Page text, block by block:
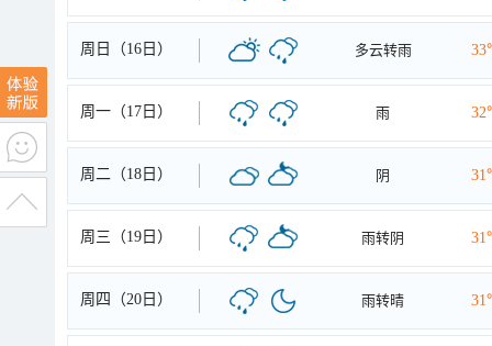
周日（16日） 多云转雨
周一（17日） 雨
周二（18日） 阴
周三（19日） 雨转阴
周四（20日） 雨转晴